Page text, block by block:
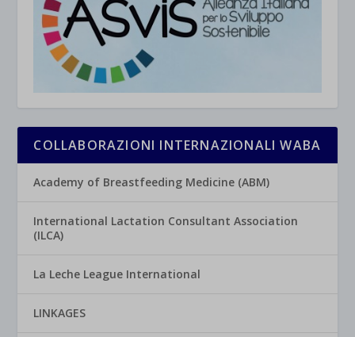
COLLABORAZIONI INTERNAZIONALI WABA
Academy of Breastfeeding Medicine (ABM)
International Lactation Consultant Association
(ILCA)
La Leche League International
LINKAGES